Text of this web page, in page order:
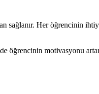
sağlanır. Her öğrencinin
öğrencinin motivasyonu